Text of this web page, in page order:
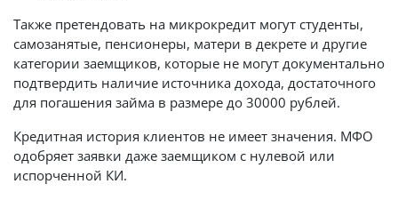
Также претендовать на микрокредит могут студенты,
самозанятые, пенсионеры, матери в декрете и другие
категории заемщиков, которые не могут документально
подтвердить наличие источника дохода, достаточного
для погашения займа в размере до 30000 рублей.
Кредитная история клиентов не имеет значения. МФО
одобряет заявки даже заемщиком с нулевой или
испорченной КИ.